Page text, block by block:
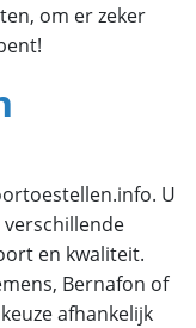
om er zeker
U
en kwaliteit.
Bernafon of
afhankelijk